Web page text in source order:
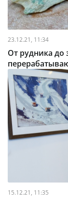
23.12.21, 11:34
От рудника до
15.12.21, 11:35